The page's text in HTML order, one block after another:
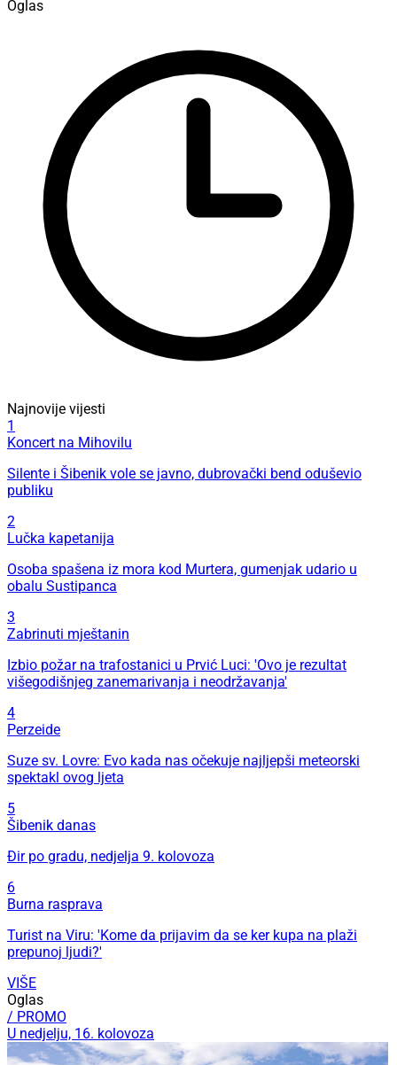
Oglas
Najnovije vijesti
1
Koncert na Mihovilu
Silente i Šibenik vole se javno, dubrovački bend oduševio
publiku
2
Lučka kapetanija
Osoba spašena iz mora kod Murtera, gumenjak udario u
obalu Sustipanca
3
Zabrinuti mještanin
Izbio požar na trafostanici u Prvić Luci: 'Ovo je rezultat
višegodišnjeg zanemarivanja i neodržavanja'
4
Perzeide
Suze sv. Lovre: Evo kada nas očekuje najljepši meteorski
spektakl ovog ljeta
5
Šibenik danas
Đir po gradu, nedjelja 9. kolovoza
6
Burna rasprava
Turist na Viru: 'Kome da prijavim da se ker kupa na plaži
prepunoj ljudi?'
VIŠE
Oglas
/ PROMO
U nedjelju, 16. kolovoza